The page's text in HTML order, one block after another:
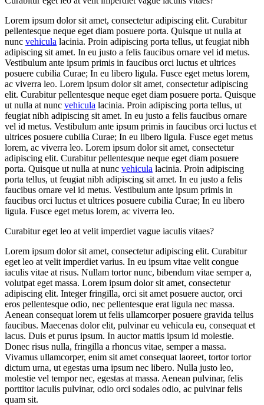
Lorem ipsum dolor sit amet, consectetur adipiscing elit. Curabitur
pellentesque neque eget diam posuere porta. Quisque ut nulla at
nunc vehicula lacinia. Proin adipiscing porta tellus, ut feugiat nibh
adipiscing sit amet. In eu justo a felis faucibus ornare vel id metus.
Vestibulum ante ipsum primis in faucibus orci luctus et ultrices
posuere cubilia Curae; In eu libero ligula. Fusce eget metus lorem,
ac viverra leo. Lorem ipsum dolor sit amet, consectetur adipiscing
elit. Curabitur pellentesque neque eget diam posuere porta. Quisque
ut nulla at nunc vehicula lacinia. Proin adipiscing porta tellus, ut
feugiat nibh adipiscing sit amet. In eu justo a felis faucibus ornare
vel id metus. Vestibulum ante ipsum primis in faucibus orci luctus et
ultrices posuere cubilia Curae; In eu libero ligula. Fusce eget metus
lorem, ac viverra leo. Lorem ipsum dolor sit amet, consectetur
adipiscing elit. Curabitur pellentesque neque eget diam posuere
porta. Quisque ut nulla at nunc vehicula lacinia. Proin adipiscing
porta tellus, ut feugiat nibh adipiscing sit amet. In eu justo a felis
faucibus ornare vel id metus. Vestibulum ante ipsum primis in
faucibus orci luctus et ultrices posuere cubilia Curae; In eu libero
ligula. Fusce eget metus lorem, ac viverra leo.
Curabitur eget leo at velit imperdiet vague iaculis vitaes?
Lorem ipsum dolor sit amet, consectetur adipiscing elit. Curabitur
eget leo at velit imperdiet varius. In eu ipsum vitae velit congue
iaculis vitae at risus. Nullam tortor nunc, bibendum vitae semper a,
volutpat eget massa. Lorem ipsum dolor sit amet, consectetur
adipiscing elit. Integer fringilla, orci sit amet posuere auctor, orci
eros pellentesque odio, nec pellentesque erat ligula nec massa.
Aenean consequat lorem ut felis ullamcorper posuere gravida tellus
faucibus. Maecenas dolor elit, pulvinar eu vehicula eu, consequat et
lacus. Duis et purus ipsum. In auctor mattis ipsum id molestie.
Donec risus nulla, fringilla a rhoncus vitae, semper a massa.
Vivamus ullamcorper, enim sit amet consequat laoreet, tortor tortor
dictum urna, ut egestas urna ipsum nec libero. Nulla justo leo,
molestie vel tempor nec, egestas at massa. Aenean pulvinar, felis
porttitor iaculis pulvinar, odio orci sodales odio, ac pulvinar felis
quam sit.